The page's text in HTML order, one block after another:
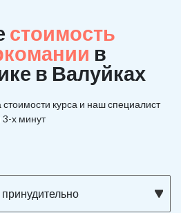
стоимость
в
в Валуйках
курса и наш специалист
3-х минут